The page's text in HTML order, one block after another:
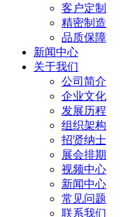
客户定制
精密制造
品质保障
新闻中心
关于我们
公司简介
企业文化
发展历程
组织架构
招贤纳士
展会排期
视频中心
新闻中心
常见问题
联系我们